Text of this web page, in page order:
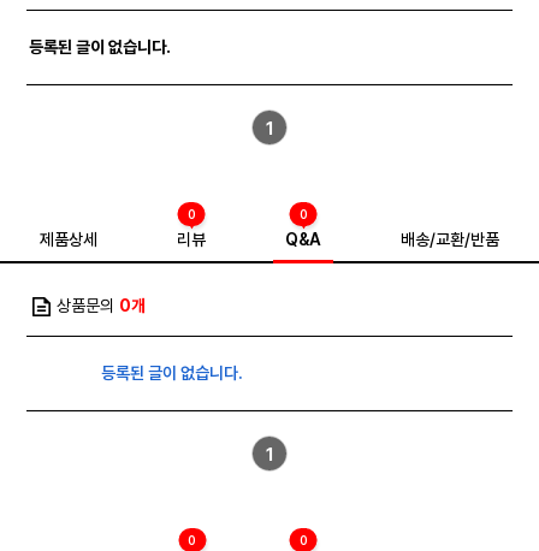
등록된 글이 없습니다.
1
제품상세 리뷰
0
Q&A
0
배송/교환/반품
상품문의 0개
등록된 글이 없습니다.
1
0 0